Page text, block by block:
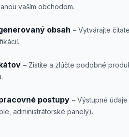
vaším obchodom.
obsah – Vytvárajte
– Zistite a zlúčte podobné
postupy – Výstupné
administrátorské panely).